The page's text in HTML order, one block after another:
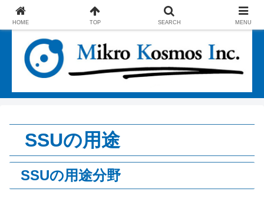
エコファインとSSUで社会に貢献する企業
SSUの用途
SSUの用途分野
HOME TOP SEARCH MENU